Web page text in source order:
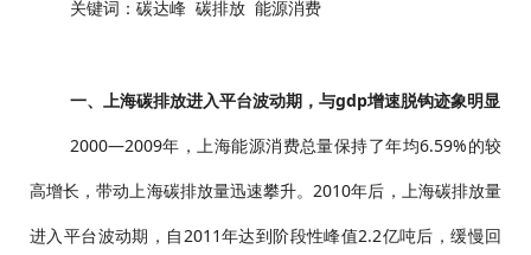
关键词：碳达峰 碳排放 能源消费
一、上海碳排放进入平台波动期，与gdp增速脱钩迹象明显
2000—2009年，上海能源消费总量保持了年均6.59%的较
高增长，带动上海碳排放量迅速攀升。2010年后，上海碳排放量
进入平台波动期，自2011年达到阶段性峰值2.2亿吨后，缓慢回